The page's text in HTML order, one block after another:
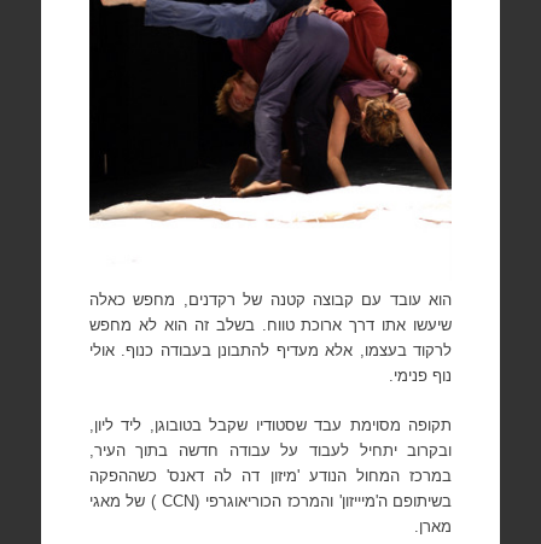
הוא עובד עם קבוצה קטנה של רקדנים, מחפש כאלה
שיעשו אתו דרך ארוכת טווח. בשלב זה הוא לא מחפש
לרקוד בעצמו, אלא מעדיף להתבונן בעבודה כנוף. אולי
נוף פנימי.
תקופה מסוימת עבד שסטודיו שקבל בטובוגן, ליד ליון,
ובקרוב יתחיל לעבוד על עבודה חדשה בתוך העיר,
במרכז המחול הנודע 'מיזון דה לה דאנס' כשההפקה
בשיתופם ה'מיייזון' והמרכז הכוריאוגרפי (CCN) של מאגי
מארן.